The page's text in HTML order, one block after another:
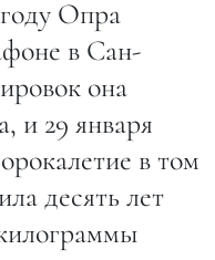
Опра
в Сан-
она
и 29 января
в том
десять лет